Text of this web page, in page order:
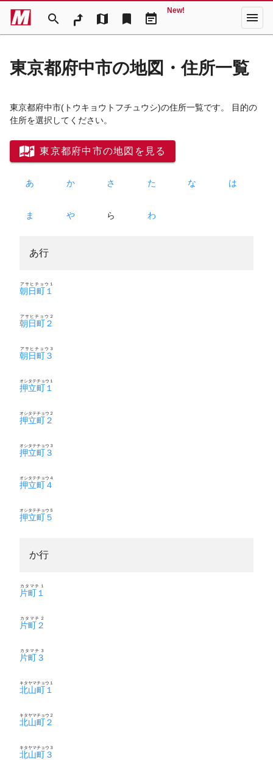
search map bookmark event_note
New! menu
東京都府中市の地図・住所一覧
東京都府中市(トウキョウトフチュウシ)の住所一覧です。 目的の
住所を選択してください。
東京都府中市の地図を見る
あ か さ た な は
ま や ら わ
あ行
朝日町１
アサヒチョウ１
朝日町２
アサヒチョウ２
朝日町３
アサヒチョウ３
押立町１
オシタテチョウ１
押立町２
オシタテチョウ２
押立町３
オシタテチョウ３
押立町４
オシタテチョウ４
押立町５
オシタテチョウ５
か行
片町１
カタマチ１
片町２
カタマチ２
片町３
カタマチ３
北山町１
キタヤマチョウ１
北山町２
キタヤマチョウ２
北山町３
キタヤマチョウ３